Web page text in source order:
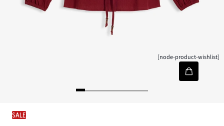
[node-product-wishlist]
SALE